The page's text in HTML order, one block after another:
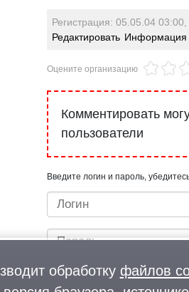
Регистрация: 05.05.04
Редактировать Информация
Оцените организацию
Комментировать
пользователи
Введите логин и пароль,
обработку файлов